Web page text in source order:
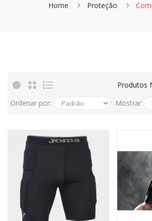
Home Proteção
Produtos
Ordenar por:
Mostrar